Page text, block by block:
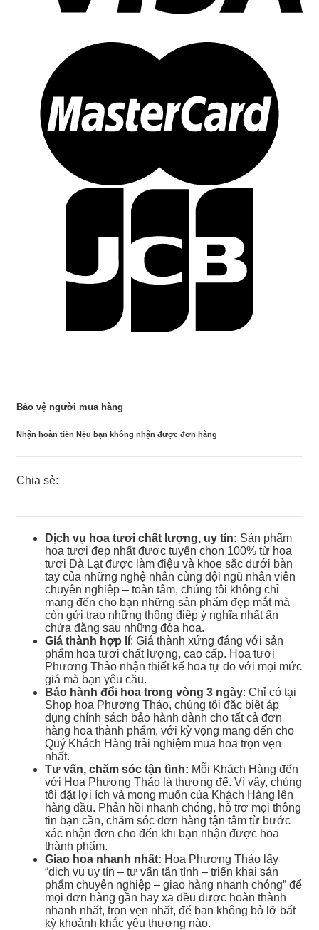
Bảo vệ người mua hàng
Nhận hoàn tiền Nếu bạn không nhận được đơn hàng
Chia sẻ:
Dịch vụ hoa tươi chất lượng, uy tín: Sản phẩm
hoa tươi đẹp nhất được tuyển chọn 100% từ hoa
tươi Đà Lạt được làm điệu và khoe sắc dưới bàn
tay của những nghệ nhân cùng đội ngũ nhân viên
chuyên nghiệp – toàn tâm, chúng tôi không chỉ
mang đến cho bạn những sản phẩm đẹp mắt mà
còn gửi trao những thông điệp ý nghĩa nhất ẩn
chứa đằng sau những đóa hoa.
Giá thành hợp lí: Giá thành xứng đáng với sản
phẩm hoa tươi chất lượng, cao cấp. Hoa tươi
Phương Thảo nhận thiết kế hoa tự do với mọi mức
giá mà bạn yêu cầu.
Bảo hành đổi hoa trong vòng 3 ngày: Chỉ có tại
Shop hoa Phương Thảo, chúng tôi đặc biệt áp
dụng chính sách bảo hành dành cho tất cả đơn
hàng hoa thành phẩm, với kỳ vọng mang đến cho
Quý Khách Hàng trải nghiệm mua hoa trọn vẹn
nhất.
Tư vấn, chăm sóc tận tình: Mỗi Khách Hàng đến
với Hoa Phương Thảo là thượng đế. Vì vậy, chúng
tôi đặt lợi ích và mong muốn của Khách Hàng lên
hàng đầu. Phản hồi nhanh chóng, hỗ trợ mọi thông
tin bạn cần, chăm sóc đơn hàng tận tâm từ bước
xác nhận đơn cho đến khi bạn nhận được hoa
thành phẩm.
Giao hoa nhanh nhất: Hoa Phương Thảo lấy
“dịch vụ uy tín – tư vấn tận tình – triển khai sản
phẩm chuyên nghiệp – giao hàng nhanh chóng” để
mọi đơn hàng gần hay xa đều được hoàn thành
nhanh nhất, trọn vẹn nhất, để bạn không bỏ lỡ bất
kỳ khoảnh khắc yêu thương nào.